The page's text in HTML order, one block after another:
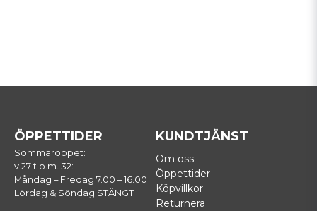
ÖPPETTIDER
Sommaröppet:
v 27 t.o.m. 32:
Måndag – Fredag 7.00 – 16.00
Lördag & Söndag STÄNGT
KUNDTJÄNST
Om oss
Öppettider
Köpvillkor
Returnera